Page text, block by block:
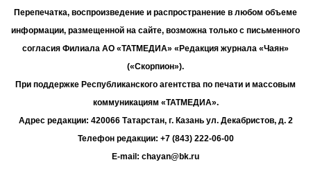
Перепечатка, воспроизведение и распространение в любом объеме
информации, размещенной на сайте, возможна только с письменного
согласия Филиала АО «ТАТМЕДИА» «Редакция журнала «Чаян»
(«Скорпион»).
При поддержке Республиканского агентства по печати и массовым
коммуникациям «ТАТМЕДИА».
Адрес редакции: 420066 Татарстан, г. Казань ул. Декабристов, д. 2
Телефон редакции: +7 (843) 222-06-00
E-mail: chayan@bk.ru